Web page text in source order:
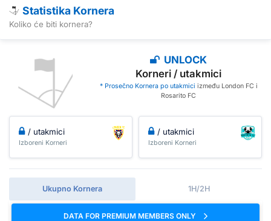
Statistika Kornera
Koliko će biti kornera?
UNLOCK
Korneri / utakmici
* Prosečno Kornera po utakmici između London FC i
Rosarito FC
/ utakmici
Izboreni Korneri
/ utakmici
Izboreni Korneri
Ukupno Kornera 1H/2H
DATA FOR PREMIUM MEMBERS ONLY